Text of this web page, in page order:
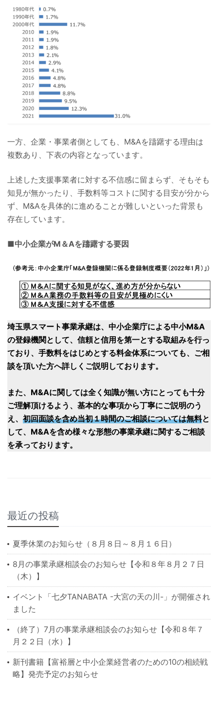
一方、企業・事業者側としても、M&Aを躊躇する理由は
複数あり、下表の内容となっています。
上述した支援事業者に対する不信感に留まらず、そもそも
知見が無かったり、手数料等コストに関する目安が分から
ず、M&Aを具体的に進めることが難しいといった背景も
存在しています。
■中小企業がM＆Aを躊躇する要因
埼玉県スマート事業承継は、中小企業庁による中小M&A
の登録機関として、信頼と信用を第一とする取組みを行っ
ており、手数料をはじめとする料金体系についても、ご相
談を頂いた方へ詳しくご説明しております。
また、M&Aに関しては全く知識が無い方にとっても十分
ご理解頂けるよう、基本的な事項から丁寧にご説明のう
え、 初回面談を含め当初１時間のご相談については無料と
して、M&Aを含め様々な形態の事業承継に関するご相談
を承っております。
最近の投稿
夏季休業のお知らせ（８月８日～８月１６日）
8月の事業承継相談会のお知らせ【令和８年８月２７日
（木）】
イベント「七夕TANABATA -大宮の天の川-」が開催され
ました
（終了）7月の事業承継相談会のお知らせ【令和８年７
月２２日（水）】
新刊書籍【富裕層と中小企業経営者のための10の相続戦
略】発売予定のお知らせ